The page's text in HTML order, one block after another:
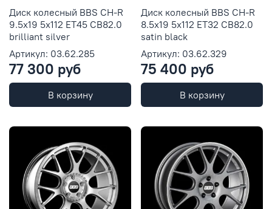
Диск колесный BBS CH-R
9.5x19 5x112 ET45 CB82.0
brilliant silver
Артикул: 03.62.285
77 300 руб
В корзину
Диск колесный BBS CH-R
8.5x19 5x112 ET32 CB82.0
satin black
Артикул: 03.62.329
75 400 руб
В корзину